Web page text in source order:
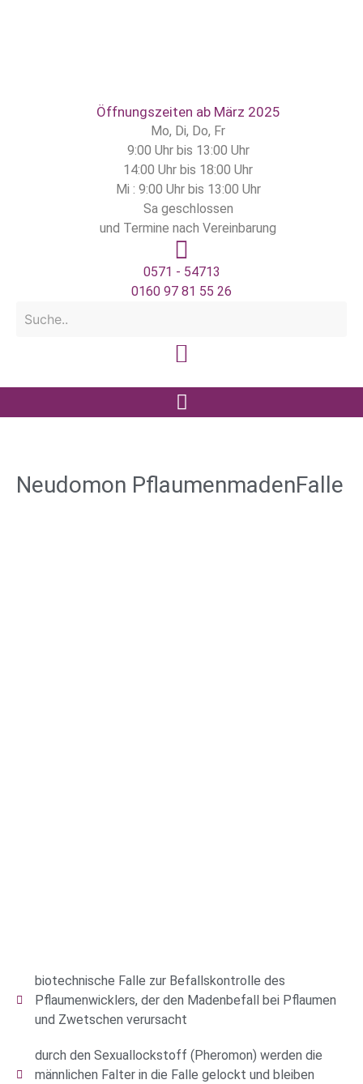
Öffnungszeiten ab März 2025
Mo, Di, Do, Fr
9:00 Uhr bis 13:00 Uhr
14:00 Uhr bis 18:00 Uhr
Mi : 9:00 Uhr bis 13:00 Uhr
Sa geschlossen
und Termine nach Vereinbarung
0571 - 54713
0160 97 81 55 26
Neudomon PflaumenmadenFalle
biotechnische Falle zur Befallskontrolle des
Pflaumenwicklers, der den Madenbefall bei Pflaumen
und Zwetschen verursacht
durch den Sexuallockstoff (Pheromon) werden die
männlichen Falter in die Falle gelockt und bleiben